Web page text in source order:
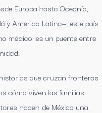
Europa hasta Oceanía,
y América Latina—, este país
médico: es un puente entre
que cruzan fronteras
cómo viven las familias
hacen de México una